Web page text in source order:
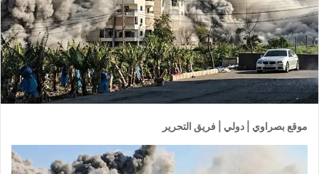
موقع بصراوي | دولي | فريق التحرير